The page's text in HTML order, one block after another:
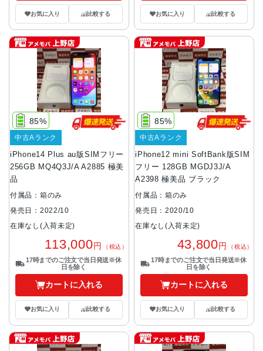
お気に入り 比較する お気に入り 比較する
iPhone14 Plus au版SIMフリー
256GB MQ4Q3J/A A2885 極美
品
85%
中古Aランク
付属品：箱のみ
発売日：2022/10
在庫なし(入荷未定)
113,000円 （税込）
17時までのご注文で当日発送※休
日を除く
カートに入れる
お気に入り 比較する
iPhone12 mini SoftBank版SIM
フリー 128GB MGDJ3J/A
A2398 極美品 ブラック
85%
中古Aランク
付属品：箱のみ
発売日：2020/10
在庫なし(入荷未定)
43,800円 （税込）
17時までのご注文で当日発送※休
日を除く
カートに入れる
お気に入り 比較する